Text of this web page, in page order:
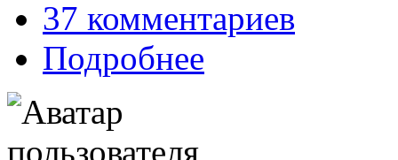
37 комментариев
Подробнее